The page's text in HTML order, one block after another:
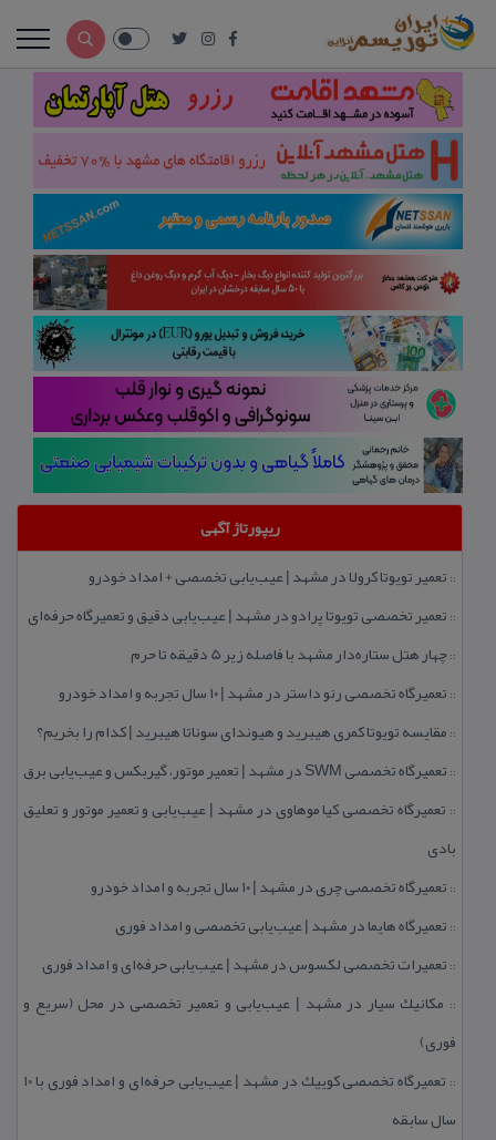
ریپورتاژ آگهی
:: تعمیر تویوتا كرولا در مشهد | عیب‌یابی تخصصی + امداد خودرو
:: تعمیر تخصصی تویوتا پرادو در مشهد | عیب‌یابی دقیق و تعمیرگاه حرفه‌ای
::چهار هتل‌ ستاره‌دار مشهد با فاصله زیر 5 دقیقه تا حرم
:: تعمیرگاه تخصصی رنو داستر در مشهد | ۱۰ سال تجربه و امداد خودرو
:: مقایسه تویوتا كمری هیبرید و هیوندای سوناتا هیبرید | كدام را بخریم؟
:: تعمیرگاه تخصصی SWM در مشهد | تعمیر موتور، گیربكس و عیب‌یابی برق
:: تعمیرگاه تخصصی كیا موهاوی در مشهد | عیب‌یابی و تعمیر موتور و تعلیق
بادی
:: تعمیرگاه تخصصی چری در مشهد | ۱۰ سال تجربه و امداد خودرو
:: تعمیرگاه هایما در مشهد | عیب‌یابی تخصصی و امداد فوری
:: تعمیرات تخصصی لكسوس در مشهد | عیب‌یابی حرفه‌ای و امداد فوری
:: مكانیك سیار در مشهد | عیب‌یابی و تعمیر تخصصی در محل (سریع و
فوری)
::
تعمیرگاه تخصصی كوییك در مشهد | عیب‌یابی حرفه‌ای و امداد فوری با ۱۰
سال سابقه